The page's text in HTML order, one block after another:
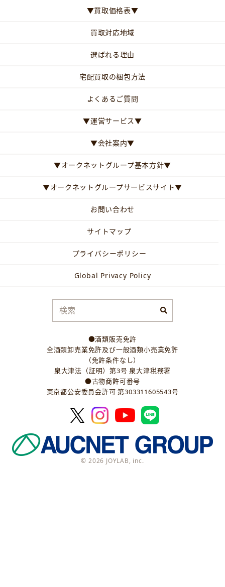
▼買取価格表▼
買取対応地域
選ばれる理由
宅配買取の梱包方法
よくあるご質問
▼運営サービス▼
▼会社案内▼
▼オークネットグループ基本方針▼
▼オークネットグループサービスサイト▼
お問い合わせ
サイトマップ
プライバシーポリシー
Global Privacy Policy
●酒類販売免許
全酒類卸売業免許及び一般酒類小売業免許
（免許条件なし）
泉大津法（証明）第3号 泉大津税務署
●古物商許可番号
東京都公安委員会許可 第303311605543号
© 2026 JOYLAB, inc.